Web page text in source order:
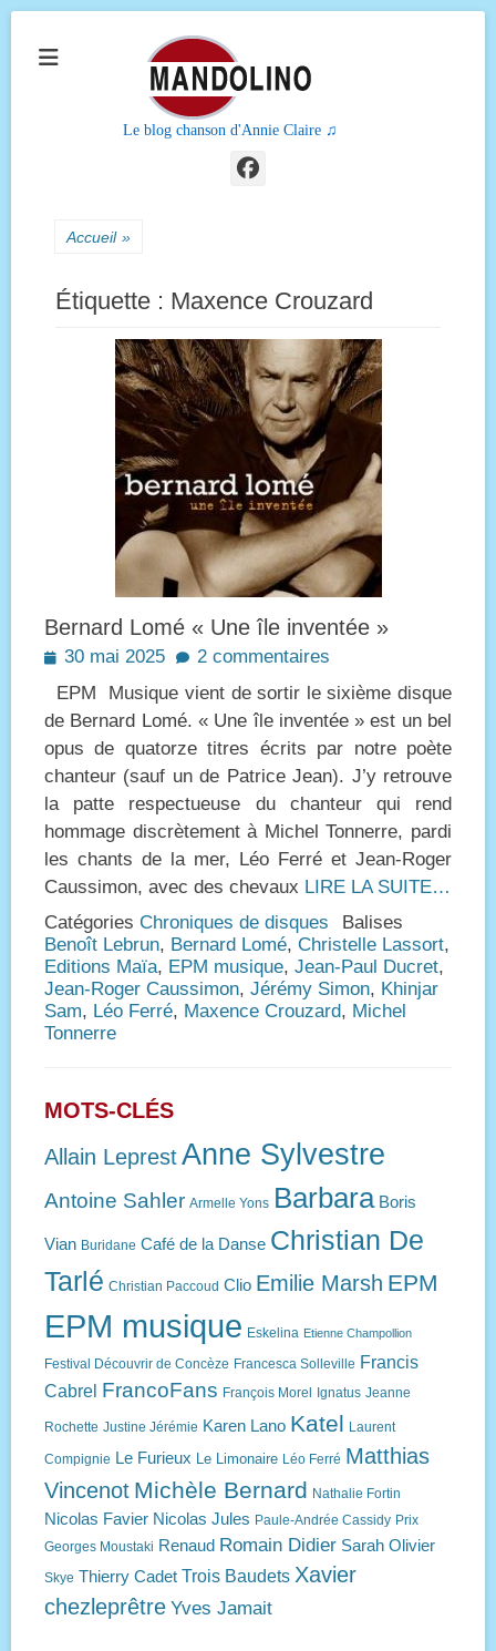
Le blog chanson d'Annie Claire ♫
Facebook
Accueil »
Étiquette : Maxence Crouzard
Bernard Lomé « Une île inventée »
Posted
30 mai 2025
2 commentaires
EPM Musique vient de sortir le sixième disque
de Bernard Lomé. « Une île inventée » est un bel
opus de quatorze titres écrits par notre poète
chanteur (sauf un de Patrice Jean). J’y retrouve
la patte respectueuse du chanteur qui rend
hommage discrètement à Michel Tonnerre, pardi
les chants de la mer, Léo Ferré et Jean-Roger
Caussimon, avec des chevaux LIRE LA SUITE…
Catégories Chroniques de disques
Balises
Benoît Lebrun, Bernard Lomé, Christelle Lassort,
Editions Maïa, EPM musique, Jean-Paul Ducret,
Jean-Roger Caussimon, Jérémy Simon, Khinjar
Sam, Léo Ferré, Maxence Crouzard, Michel
Tonnerre
MOTS-CLÉS
Allain LeprestAnne Sylvestre
Antoine Sahler Armelle Yons Barbara Boris
Vian Buridane Café de la Danse Christian De
Tarlé Christian Paccoud Clio Emilie Marsh EPM
EPM musique Eskelina Etienne Champollion
Festival Découvrir de Concèze Francesca Solleville Francis
Cabrel FrancoFans François Morel Ignatus Jeanne
Rochette Justine Jérémie Karen Lano Katel Laurent
Compignie Le Furieux Le Limonaire Léo Ferré Matthias
Vincenot Michèle Bernard Nathalie Fortin
Nicolas Favier Nicolas Jules Paule-Andrée Cassidy Prix
Georges Moustaki Renaud Romain Didier Sarah Olivier
Skye Thierry Cadet Trois Baudets Xavier
chezleprêtre Yves Jamait